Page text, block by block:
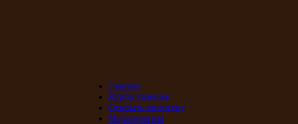
Главная
Курсы сомелье
Открыть винотеку
Мероприятия